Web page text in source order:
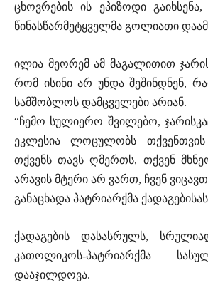
ცხოვრების ის ეპიზოდი
წინასწარმეტყველმა გოლიათი
ილია მეორემ ამ მაგალითით
რომ ისინი არ უნდა შეშინდნენ,
სამშობლოს დამცველები არიან.
“ჩემო სულიერო შვილებო,
ეკლესია ლოცულობს
თქვენს თავს ღმერთს, თქვენ
არავის მტერი არ ვართ, ჩვენ ვიცავთ
განაცხადა პატრიარქმა
ქადაგების დასასრულს,
კათოლიკოს-პატრიარქმა
დააჯილდოვა.